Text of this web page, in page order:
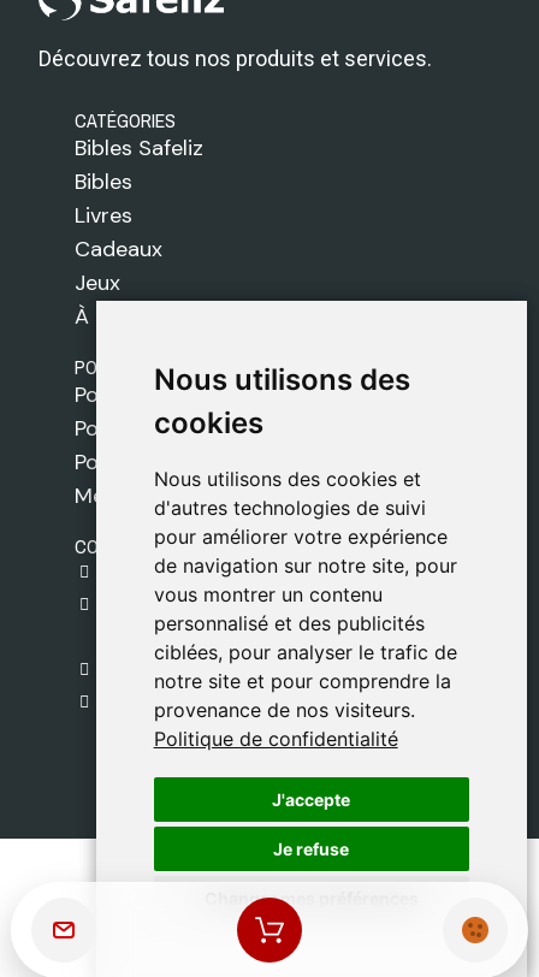
Nous utilisons des
cookies
Nous utilisons des cookies et
d'autres technologies de suivi
pour améliorer votre expérience
de navigation sur notre site, pour
vous montrer un contenu
personnalisé et des publicités
ciblées, pour analyser le trafic de
notre site et pour comprendre la
provenance de nos visiteurs.
Politique de confidentialité
J'accepte
Je refuse
Changer mes préférences
Nous utilisons des
cookies
Nous utilisons des cookies et
d'autres technologies de suivi
pour améliorer votre expérience
de navigation sur notre site, pour
vous montrer un contenu
personnalisé et des publicités
ciblées, pour analyser le trafic de
notre site et pour comprendre la
provenance de nos visiteurs.
Politique de confidentialité
J'accepte
Je refuse
Changer mes préférences
Découvrez tous nos produits et services.
CATÉGORIES
Bibles Safeliz
Bibles
Livres
Cadeaux
Jeux
À propos de nous
POLITIQUES
Politique de livraison
Politique de cookies
Politique de confidentialité
Mentions légales
CONTACT
gestion@safeliz.com
C. del Pradillo, 6, 28770 Colmenar Viejo,
Madrid
+34 918 459 877
09:00 - 13:00